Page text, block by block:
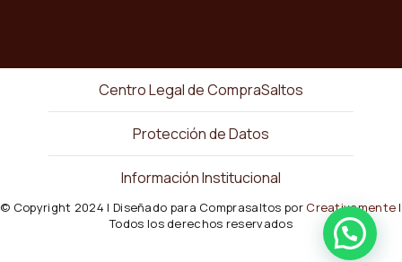
Centro Legal de CompraSaltos
Protección de Datos
Información Institucional
© Copyright 2024 | Diseñado para Comprasaltos por Creativamente |
Todos los derechos reservados